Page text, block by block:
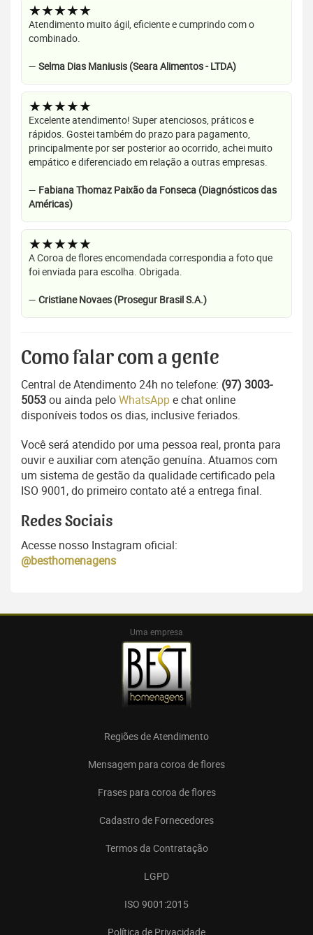
★★★★★
Atendimento muito ágil, eficiente e cumprindo com o
combinado.
— Selma Dias Maniusis (Seara Alimentos - LTDA)
★★★★★
Excelente atendimento! Super atenciosos, práticos e
rápidos. Gostei também do prazo para pagamento,
principalmente por ser posterior ao ocorrido, achei muito
empático e diferenciado em relação a outras empresas.
— Fabiana Thomaz Paixão da Fonseca (Diagnósticos das
Américas)
★★★★★
A Coroa de flores encomendada correspondia a foto que
foi enviada para escolha. Obrigada.
— Cristiane Novaes (Prosegur Brasil S.A.)
Como falar com a gente
Central de Atendimento 24h no telefone: (97) 3003-
5053ou ainda peloWhatsAppe chat online
disponíveis todos os dias, inclusive feriados.
Você será atendido por uma pessoa real, pronta para
ouvir e auxiliar com atenção genuína. Atuamos com
um sistema de gestão da qualidade certificado pela
ISO 9001, do primeiro contato até a entrega final.
Redes Sociais
Acesse nosso Instagram oficial:
@besthomenagens
Uma empresa
Regiões de Atendimento
Mensagem para coroa de flores
Frases para coroa de flores
Cadastro de Fornecedores
Termos da Contratação
LGPD
ISO 9001:2015
Política de Privacidade